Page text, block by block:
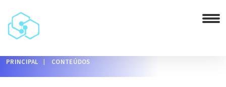
PRINCIPAL CONTEÚDOS